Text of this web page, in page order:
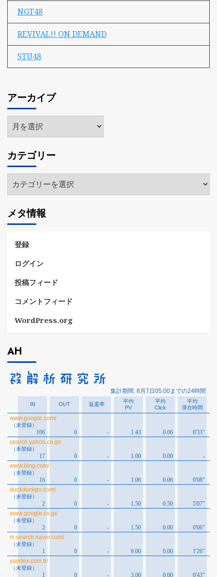
NGT48
REVIVAL!! ON DEMAND
STU48
アーカイブ
ア
ー
イ
ブ
カテゴリー
テ
リ
ー
メタ情報
登録
ログイン
投稿フィード
コメントフィード
WordPress.org
AH